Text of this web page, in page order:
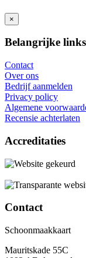
×
Belangrijke links
Contact
Over ons
Bedrijf aanmelden
Privacy policy
Algemene
Recensie achterlaten
Accreditaties
Contact
Schoonmaakkaart
Mauritskade 55C